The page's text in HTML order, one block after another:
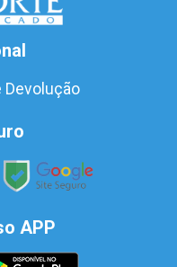
Devolução
APP